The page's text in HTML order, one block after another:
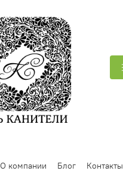
О компании Блог Контакты